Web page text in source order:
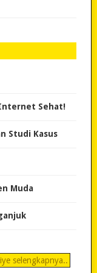
Sehat!
Studi Kasus
Muda
selengkapnya..